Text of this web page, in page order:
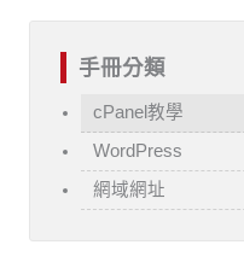
手冊分類
cPanel教學
WordPress
網域網址